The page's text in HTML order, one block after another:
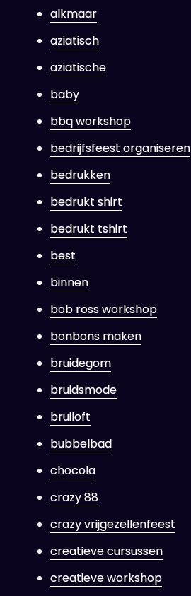
alkmaar
aziatisch
aziatische
baby
bbq workshop
bedrijfsfeest organiseren
bedrukken
bedrukt shirt
bedrukt tshirt
best
binnen
bob ross workshop
bonbons maken
bruidegom
bruidsmode
bruiloft
bubbelbad
chocola
crazy 88
crazy vrijgezellenfeest
creatieve cursussen
creatieve workshop